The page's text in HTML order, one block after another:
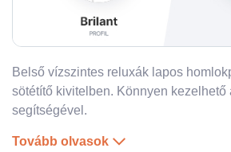
Belső vízszintes reluxák lapos
sötétítő kivitelben. Könnyen kezelhető
segítségével.
Tovább olvasok